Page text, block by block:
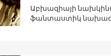
Աբխազիայի
ֆանտաստիկ